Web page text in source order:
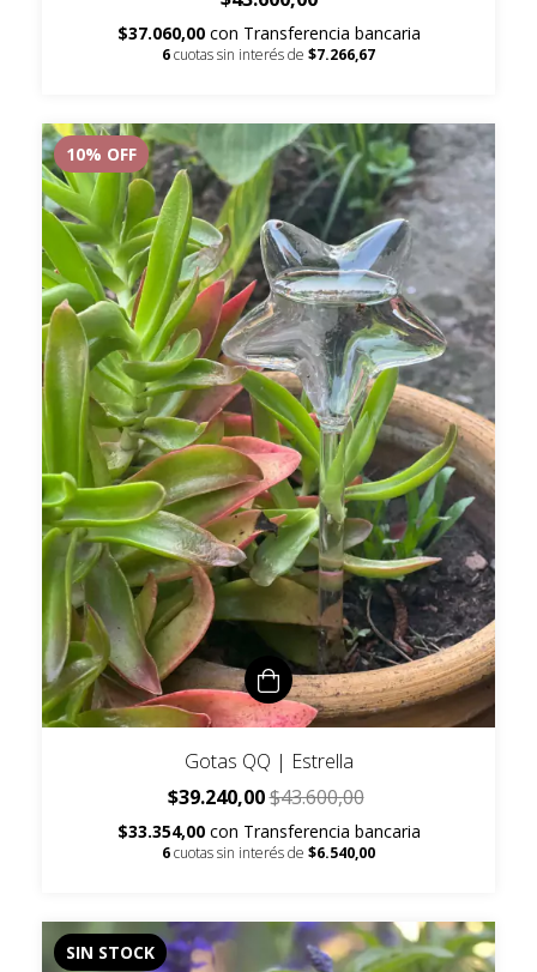
$37.060,00 con Transferencia bancaria
6cuotas sin interés de $7.266,67
10% OFF
Gotas QQ | Estrella
$39.240,00$43.600,00
$33.354,00 con Transferencia bancaria
6cuotas sin interés de $6.540,00
SIN STOCK